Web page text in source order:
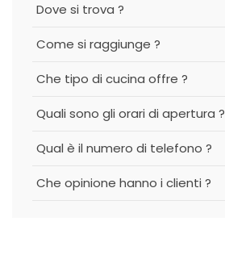
Dove si trova ?
Come si raggiunge ?
Che tipo di cucina offre ?
Quali sono gli orari di apertura ?
Qual è il numero di telefono ?
Che opinione hanno i clienti ?